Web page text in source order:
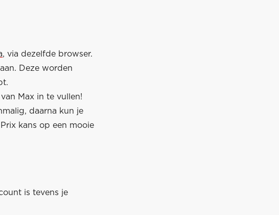
, via dezelfde browser.
Deze worden
Max in te vullen!
daarna kun je
kans op een mooie
is tevens je